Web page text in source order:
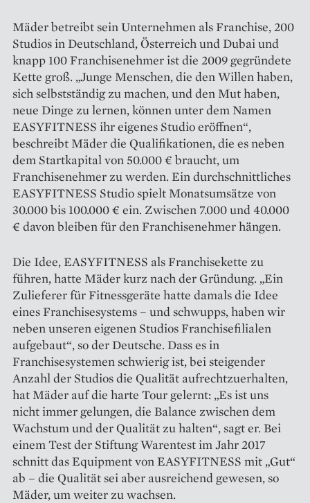
Mäder betreibt sein Unternehmen als Franchise, 200
Studios in Deutschland, Österreich und Dubai und
knapp 100 Franchisenehmer ist die 2009 gegründete
Kette groß. „Junge Menschen, die den Willen haben,
sich selbstständig zu machen, und den Mut haben,
neue Dinge zu lernen, können unter dem Namen
EASYFITNESS ihr eigenes Studio eröffnen“,
beschreibt Mäder die Qualifikationen, die es neben
dem Startkapital von 50.000 € braucht, um
Franchisenehmer zu werden. Ein durchschnittliches
EASYFITNESS Studio spielt Monatsumsätze von
30.000 bis 100.000 € ein. Zwischen 7.000 und 40.000
€ davon bleiben für den Franchisenehmer hängen.
Die Idee, EASYFITNESS als Franchisekette zu
führen, hatte Mäder kurz nach der Gründung. „Ein
Zulieferer für Fitnessgeräte hatte damals die Idee
eines Franchisesystems – und schwupps, haben wir
neben unseren eigenen Studios Franchisefilialen
aufgebaut“, so der Deutsche. Dass es in
Franchisesystemen schwierig ist, bei steigender
Anzahl der Studios die Qualität aufrechtzuerhalten,
hat Mäder auf die harte Tour gelernt: „Es ist uns
nicht immer gelungen, die Balance zwischen dem
Wachstum und der Qualität zu halten“, sagt er. Bei
einem Test der Stiftung Warentest im Jahr 2017
schnitt das Equipment von EASYFITNESS mit „Gut“
ab – die ­Qualität sei aber ausreichend gewesen, so
Mäder, um weiter zu wachsen.